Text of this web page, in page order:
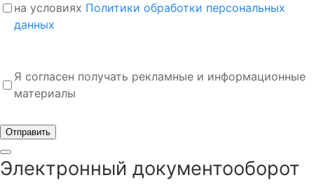
на условиях Политики обработки персональных
данных
Я согласен получать рекламные и информационные
материалы
Отправить
Электронный документооборот